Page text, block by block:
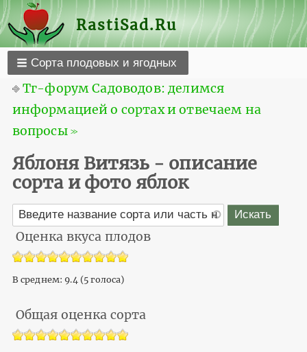
RastiSad.Ru
Сорта плодовых и ягодных
⎆Тг-форум Садоводов: делимся
информацией о сортах и отвечаем на
вопросы ≫
Яблоня Витязь - описание
сорта и фото яблок
Оценка вкуса плодов
В среднем: 9.4 (5 голоса)
Общая оценка сорта